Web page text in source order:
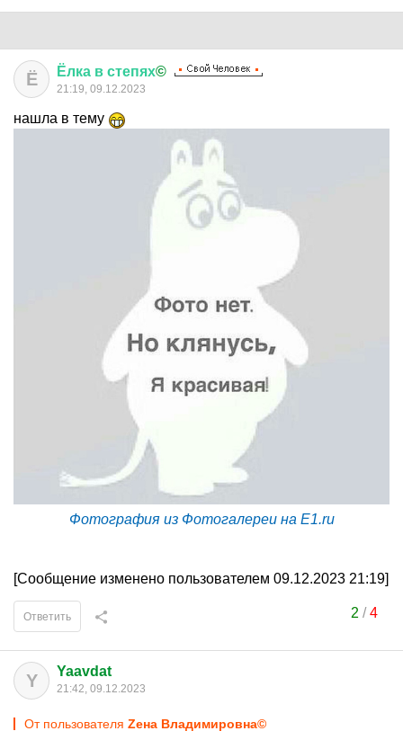
Ё Ёлка в степях©
21:19, 09.12.2023
нашла в тему
Фотография из Фотогалереи на E1.ru
[Сообщение изменено пользователем 09.12.2023 21:19]
2 /4
Ответить
Y Yaavdat
21:42, 09.12.2023
От пользователя Zена Владимировна©